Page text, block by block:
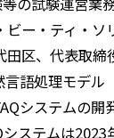
ビー・ティ・ソ
田区、代表取締
語処理モデル
システムの開
システムは